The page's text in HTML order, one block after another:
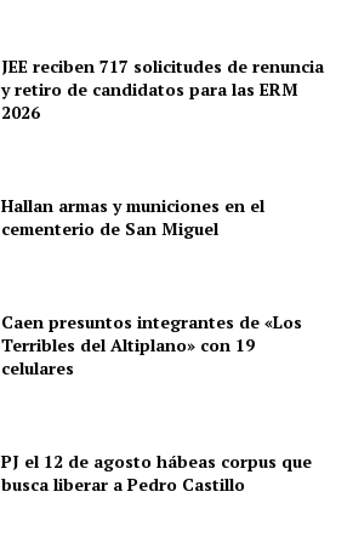
SUSCRIBETE
JEE reciben 717 solicitudes de renuncia
y retiro de candidatos para las ERM
2026
Hallan armas y municiones en el
cementerio de San Miguel
Caen presuntos integrantes de «Los
Terribles del Altiplano» con 19
celulares
PJ el 12 de agosto hábeas corpus que
busca liberar a Pedro Castillo